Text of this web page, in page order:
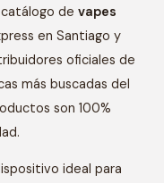
de vapes
en Santiago y
oficiales de
más buscadas del
son 100%
ideal para